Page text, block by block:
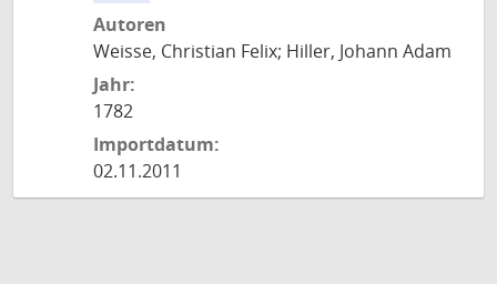
Autoren
Weisse, Christian Felix; Hiller, Johann Adam
Jahr:
1782
Importdatum:
02.11.2011